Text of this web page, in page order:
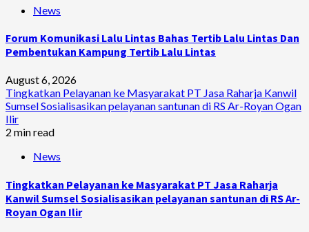
News
Forum Komunikasi Lalu Lintas Bahas Tertib Lalu Lintas Dan
Pembentukan Kampung Tertib Lalu Lintas
August 6, 2026
Tingkatkan Pelayanan ke Masyarakat PT Jasa Raharja Kanwil
Sumsel Sosialisasikan pelayanan santunan di RS Ar-Royan Ogan
Ilir
2 min read
News
Tingkatkan Pelayanan ke Masyarakat PT Jasa Raharja
Kanwil Sumsel Sosialisasikan pelayanan santunan di RS Ar-
Royan Ogan Ilir